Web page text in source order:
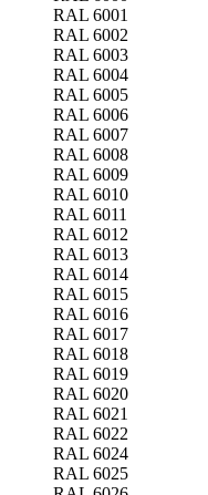
RAL 6001
RAL 6002
RAL 6003
RAL 6004
RAL 6005
RAL 6006
RAL 6007
RAL 6008
RAL 6009
RAL 6010
RAL 6011
RAL 6012
RAL 6013
RAL 6014
RAL 6015
RAL 6016
RAL 6017
RAL 6018
RAL 6019
RAL 6020
RAL 6021
RAL 6022
RAL 6024
RAL 6025